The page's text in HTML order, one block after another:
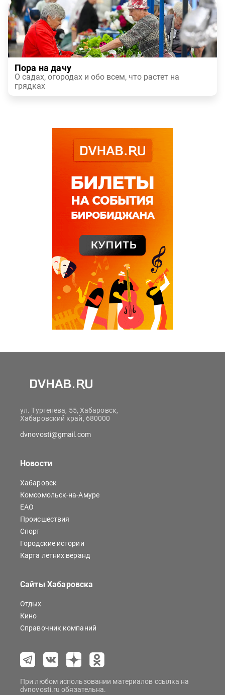
Пора на дачу
О садах, огородах и обо всем, что растет на
грядках
ул. Тургенева, 55, Хабаровск,
Хабаровский край, 680000
dvnovosti@gmail.com
Новости
Хабаровск
Комсомольск-на-Амуре
ЕАО
Происшествия
Спорт
Городские истории
Карта летних веранд
Сайты Хабаровска
Отдых
Кино
Справочник компаний
При любом использовании материалов ссылка на
dvnovosti.ru обязательна.